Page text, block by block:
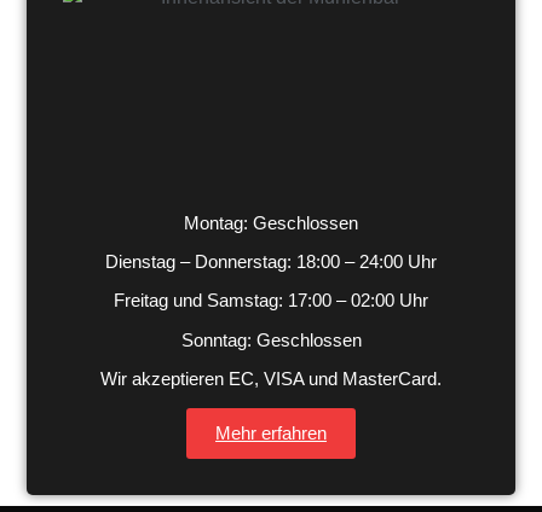
Montag: Geschlossen
Dienstag – Donnerstag: 18:00 – 24:00 Uhr
Freitag und Samstag: 17:00 – 02:00 Uhr
Sonntag: Geschlossen
Wir akzeptieren EC, VISA und MasterCard.
Mehr erfahren